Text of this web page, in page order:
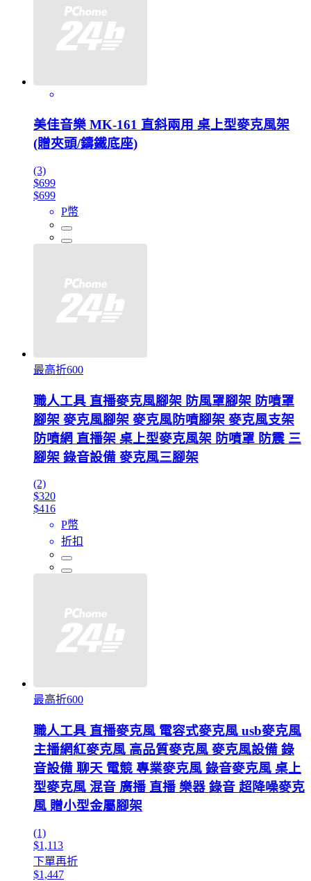
美佳音樂 MK-161 直斜兩用 桌上型麥克風架
(贈夾頭/鑄鐵底座)
(3)
$699
$699
P幣
最高折600
職人工具 直播麥克風腳架 防風罩腳架 防噴罩
腳架 麥克風腳架 麥克風防噴腳架 麥克風支架
防噴網 直播架 桌上型麥克風架 防噴罩 防震 三
腳架 錄音設備 麥克風三腳架
(2)
$320
$416
P幣
折扣
最高折600
職人工具 直播麥克風 電容式麥克風 usb麥克風
主播網紅麥克風 高品質麥克風 麥克風設備 錄
音設備 聊天 電競 專業麥克風 錄音麥克風 桌上
型麥克風 混音 廣播 直播 樂器 錄音 超降噪麥克
風 贈小型金屬腳架
(1)
$1,113
下單再折
$1,447